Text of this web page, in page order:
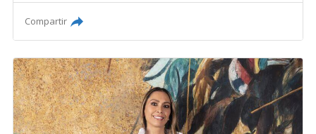
Compartir